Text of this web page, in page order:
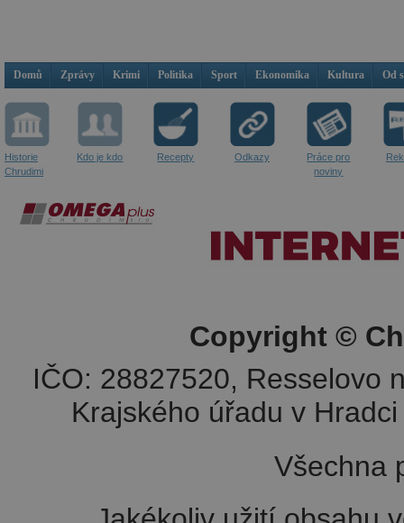
Domů Zprávy Krimi Politika Sport Ekonomika Kultura Od
Historie
Chrudimi
Kdo je kdo Recepty Odkazy
Práce pro
noviny
Copyright ©
IČO: 28827520, Resselovo
Krajského úřadu v
Všechna